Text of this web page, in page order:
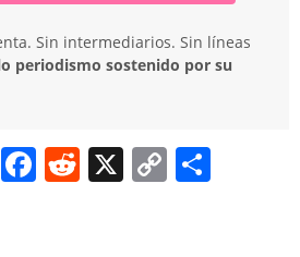
Sin intermediarios. Sin líneas
periodismo sostenido por su
W F
R
X
C